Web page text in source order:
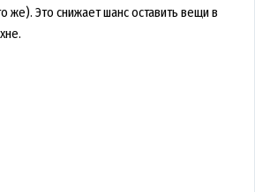
же). Это снижает шанс оставить вещи в